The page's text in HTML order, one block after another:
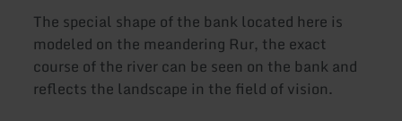
The special shape of the bank located here is
modeled on the meandering Rur, the exact
course of the river can be seen on the bank and
reflects the landscape in the field of vision.